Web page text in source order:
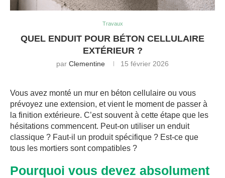
Travaux
QUEL ENDUIT POUR BÉTON CELLULAIRE
EXTÉRIEUR ?
par Clementine 15 février 2026
Vous avez monté un mur en béton cellulaire ou vous
prévoyez une extension, et vient le moment de passer à
la finition extérieure. C’est souvent à cette étape que les
hésitations commencent. Peut-on utiliser un enduit
classique ? Faut-il un produit spécifique ? Est-ce que
tous les mortiers sont compatibles ?
Pourquoi vous devez absolument